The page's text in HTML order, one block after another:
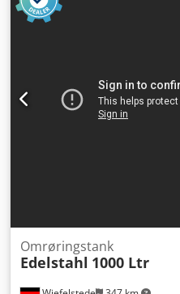
Omrøringstank
Edelstahl 1000 Ltr